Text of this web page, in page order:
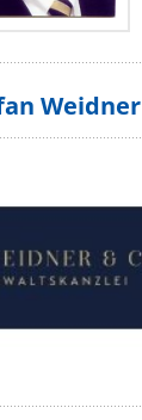
Weidner